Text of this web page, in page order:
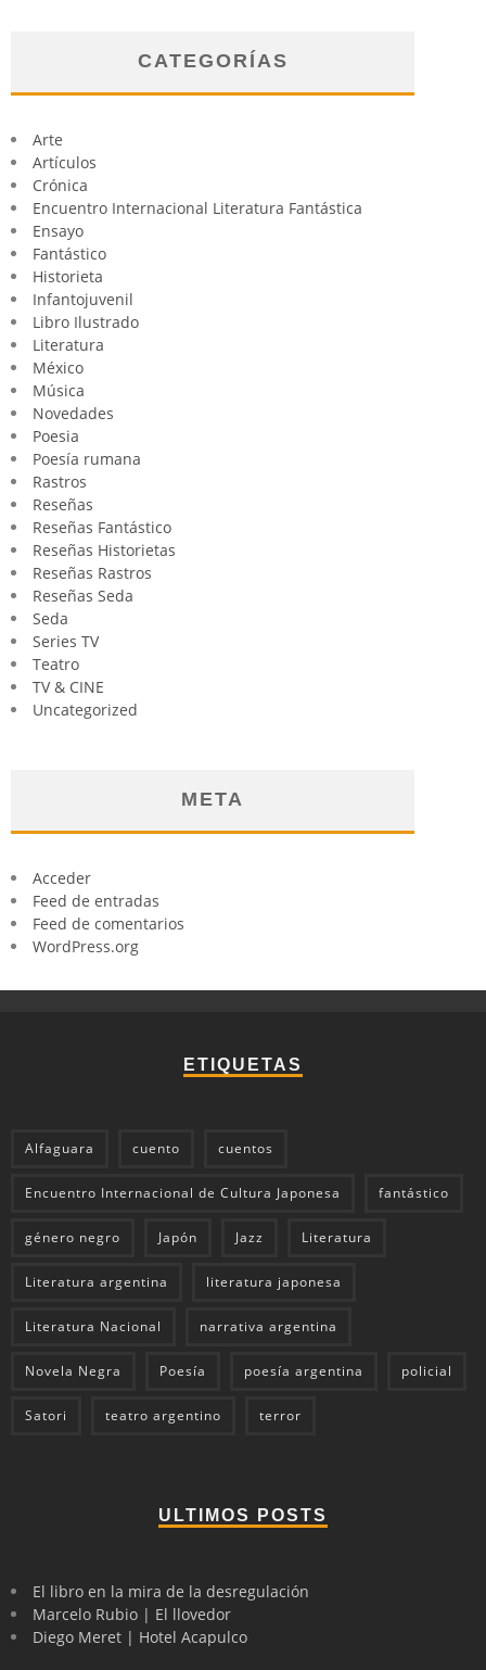
CATEGORÍAS
Arte
Artículos
Crónica
Encuentro Internacional Literatura Fantástica
Ensayo
Fantástico
Historieta
Infantojuvenil
Libro Ilustrado
Literatura
México
Música
Novedades
Poesia
Poesía rumana
Rastros
Reseñas
Reseñas Fantástico
Reseñas Historietas
Reseñas Rastros
Reseñas Seda
Seda
Series TV
Teatro
TV & CINE
Uncategorized
META
Acceder
Feed de entradas
Feed de comentarios
WordPress.org
ETIQUETAS
Alfaguara cuento cuentos
Encuentro Internacional de Cultura Japonesa fantástico
género negro Japón Jazz Literatura
Literatura argentina literatura japonesa
Literatura Nacional narrativa argentina
Novela Negra Poesía poesía argentina policial
Satori teatro argentino terror
ULTIMOS POSTS
El libro en la mira de la desregulación
Marcelo Rubio | El llovedor
Diego Meret | Hotel Acapulco